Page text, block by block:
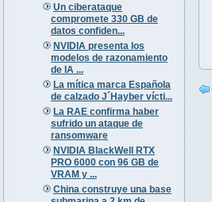
Un ciberataque
compromete 330 GB de
datos confiden...
NVIDIA presenta los
modelos de razonamiento
de IA ...
La mítica marca Española
de calzado J´Hayber vícti...
La RAE confirma haber
sufrido un ataque de
ransomware
NVIDIA BlackWell RTX
PRO 6000 con 96 GB de
VRAM y ...
China construye una base